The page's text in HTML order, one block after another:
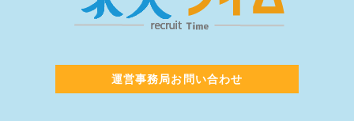
運営事務局お問い合わせ